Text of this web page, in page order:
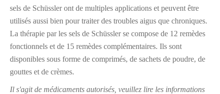
sels de Schüssler ont de multiples applications et peuvent être
utilisés aussi bien pour traiter des troubles aigus que chroniques.
La thérapie par les sels de Schüssler se compose de 12 remèdes
fonctionnels et de 15 remèdes complémentaires. Ils sont
disponibles sous forme de comprimés, de sachets de poudre, de
gouttes et de crèmes.
Il s'agit de médicaments autorisés, veuillez lire les informations